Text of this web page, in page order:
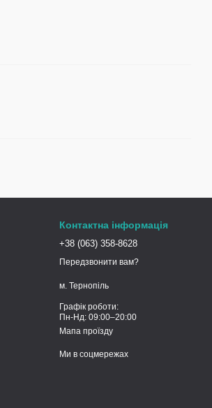
Контактна інформація
+38 (063) 358-8628
Передзвонити вам?
м. Тернопіль
Графік роботи:
Пн-Нд: 09:00–20:00
Мапа проїзду
Ми в соцмережах